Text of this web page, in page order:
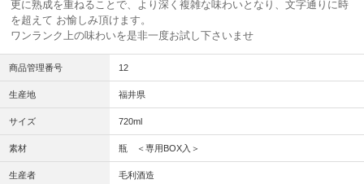
更に熟成を重ねることで、より深く複雑な味わいとなり、文字通りに時
を超えて お愉しみ頂けます。
ワンランク上の味わいを是非一度お試し下さいませ
商品管理番号 12
生産地 福井県
サイズ 720ml
素材 瓶 ＜専用BOX入＞
生産者 毛利酒造